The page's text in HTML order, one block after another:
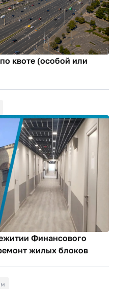
квоте (особой или
Финансового
жилых блоков